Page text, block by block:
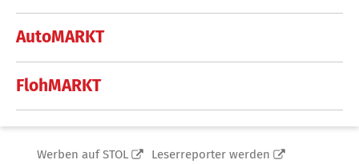
AutoMARKT
FlohMARKT
Werben auf STOL
Leserreporter werden